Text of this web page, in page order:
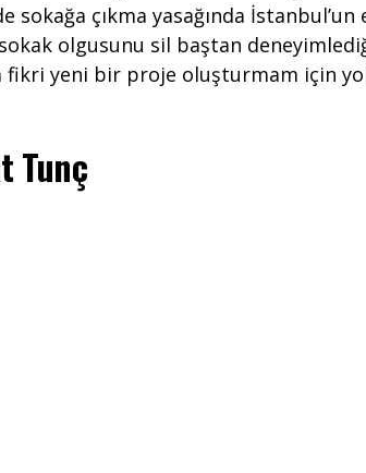
sokağa çıkma yasağında
olgusunu sil baştan
fikri yeni bir proje oluşturmam için yol
Tunç